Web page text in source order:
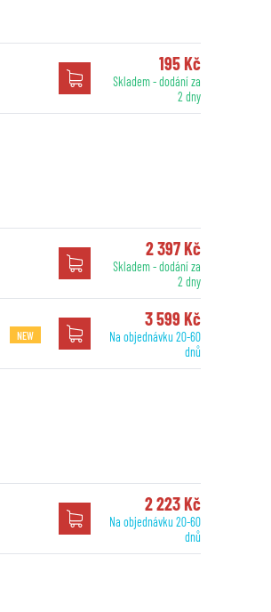
195 Kč
Skladem - dodání za
2 dny
2 397 Kč
Skladem - dodání za
2 dny
NEW
3 599 Kč
Na objednávku 20-60
dnů
2 223 Kč
Na objednávku 20-60
dnů